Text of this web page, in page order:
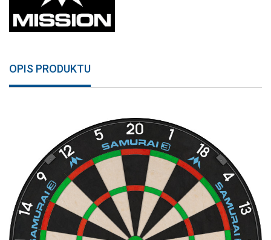
OPIS PRODUKTU